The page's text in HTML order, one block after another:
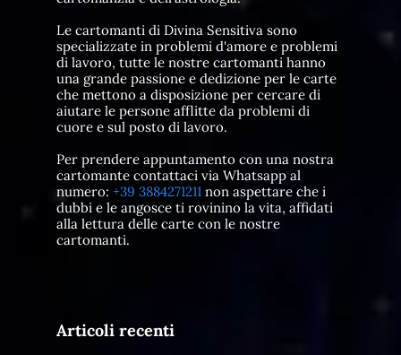
Le cartomanti di Divina Sensitiva sono
specializzate in problemi d'amore e problemi
di lavoro, tutte le nostre cartomanti hanno
una grande passione e dedizione per le carte
che mettono a disposizione per cercare di
aiutare le persone afflitte da problemi di
cuore e sul posto di lavoro.
Per prendere appuntamento con una nostra
cartomante contattaci via Whatsapp al
numero: +39 3884271211 non aspettare che i
dubbi e le angosce ti rovinino la vita, affidati
alla lettura delle carte con le nostre
cartomanti.
Articoli recenti